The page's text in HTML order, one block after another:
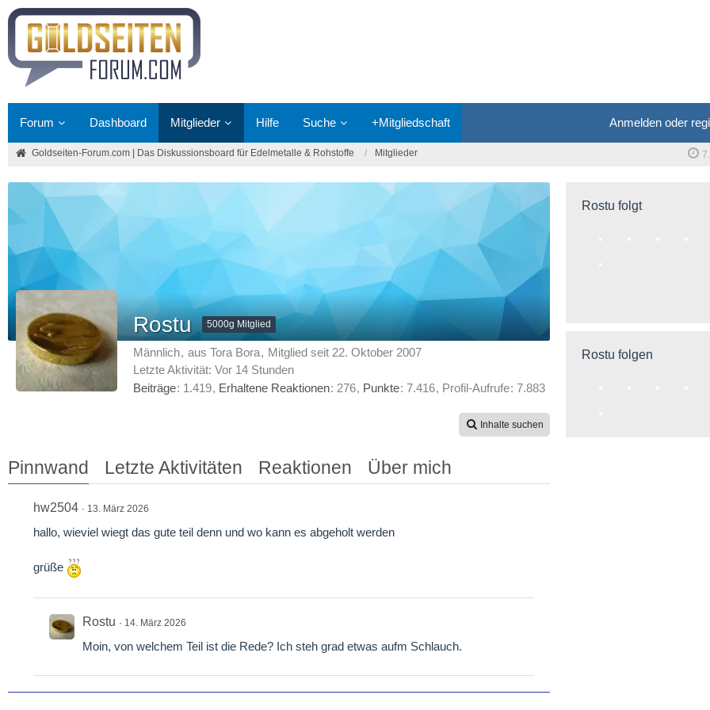
Forum Dashboard Mitglieder Hilfe Suche +Mitgliedschaft Anmelden oder
Goldseiten-Forum.com | Das Diskussionsboard für Edelmetalle & Rohstoffe Mitglieder
Rostu 5000g Mitglied
Männlich aus Tora Bora
Mitglied seit 22. Oktober 2007
Letzte Aktivität: Vor 14 Stunden
Beiträge 1.419 Erhaltene Reaktionen 276 Punkte 7.416 Profil-Aufrufe 7.883
Inhalte suchen
Pinnwand Letzte Aktivitäten Reaktionen Über mich
hw2504 13. März 2026
hallo, wieviel wiegt das gute teil denn und wo kann es abgeholt werden
grüße
Rostu 14. März 2026
Moin, von welchem Teil ist die Rede? Ich steh grad etwas aufm Schlauch.
Rostu folgt
Rostu folgen